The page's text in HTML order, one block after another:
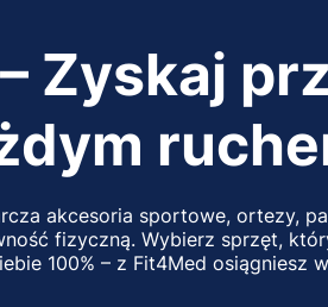
Zyskaj
akcesoria sportowe, ortezy,
fizyczną. Wybierz sprzęt,
100% – z Fit4Med osiągniesz